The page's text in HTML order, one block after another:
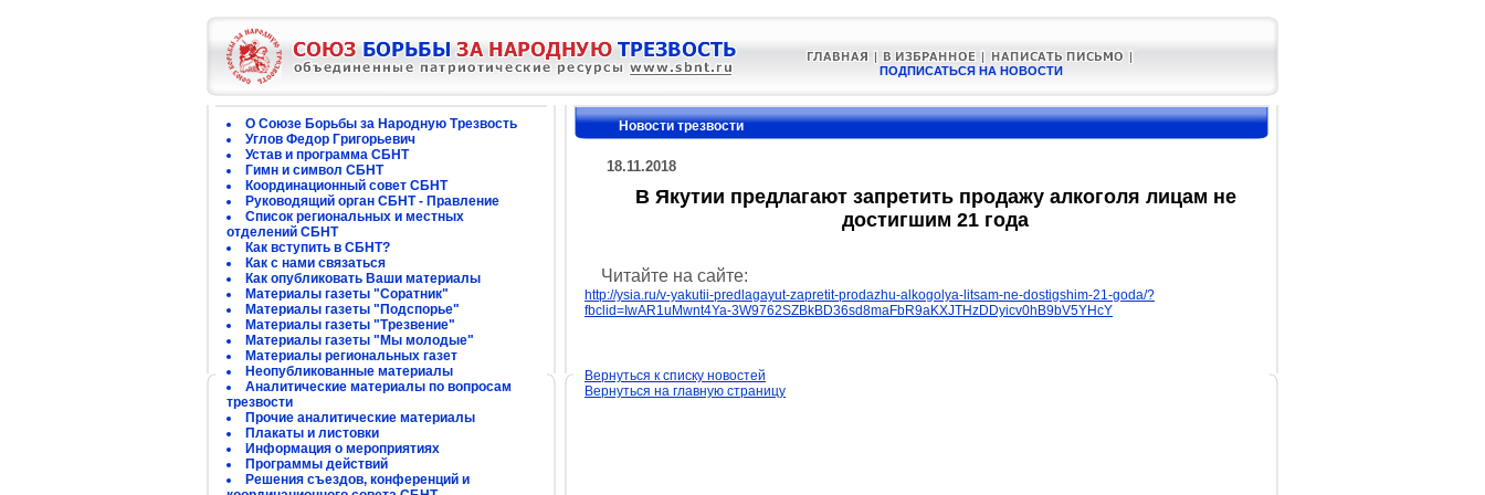
ПОДПИСАТЬСЯ НА НОВОСТИ
О Союзе Борьбы за Народную Трезвость
Углов Федор Григорьевич
Устав и программа СБНТ
Гимн и символ СБНТ
Координационный совет СБНТ
Руководящий орган СБНТ - Правление
Список региональных и местных
отделений СБНТ
Как вступить в СБНТ?
Как с нами связаться
Как опубликовать Ваши материалы
Материалы газеты "Соратник"
Материалы газеты "Подспорье"
Материалы газеты "Трезвение"
Материалы газеты "Мы молодые"
Материалы региональных газет
Неопубликованные материалы
Аналитические материалы по вопросам
трезвости
Прочие аналитические материалы
Плакаты и листовки
Информация о мероприятиях
Программы действий
Решения съездов, конференций и
Новости трезвости
18.11.2018
В Якутии предлагают запретить продажу алкоголя лицам не
достигшим 21 года
Читайте на сайте:
http://ysia.ru/v-yakutii-predlagayut-zapretit-prodazhu-alkogolya-litsam-ne-dostigshim-21-goda/?
fbclid=IwAR1uMwnt4Ya-3W9762SZBkBD36sd8maFbR9aKXJTHzDDyicv0hB9bV5YHcY
Вернуться к списку новостей
Вернуться на главную страницу